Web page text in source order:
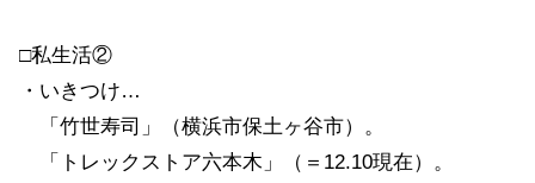
□私生活②
・いきつけ…
「竹世寿司」（横浜市保土ヶ谷市）。
「トレックストア六本木」（＝12.10現在）。